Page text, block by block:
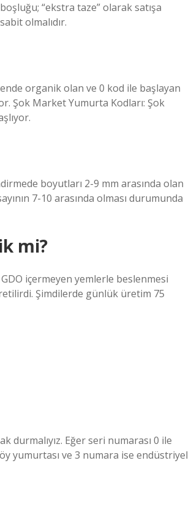
“ekstra taze” olarak satışa
olmalıdır.
organik olan ve 0 kod ile başlayan
Şok Market Yumurta Kodları: Şok
boyutları 2-9 mm arasında olan
7-10 arasında olması durumunda
mi?
içermeyen yemlerle beslenmesi
Şimdilerde günlük üretim 75
Eğer seri numarası 0 ile
yumurtası ve 3 numara ise endüstriyel